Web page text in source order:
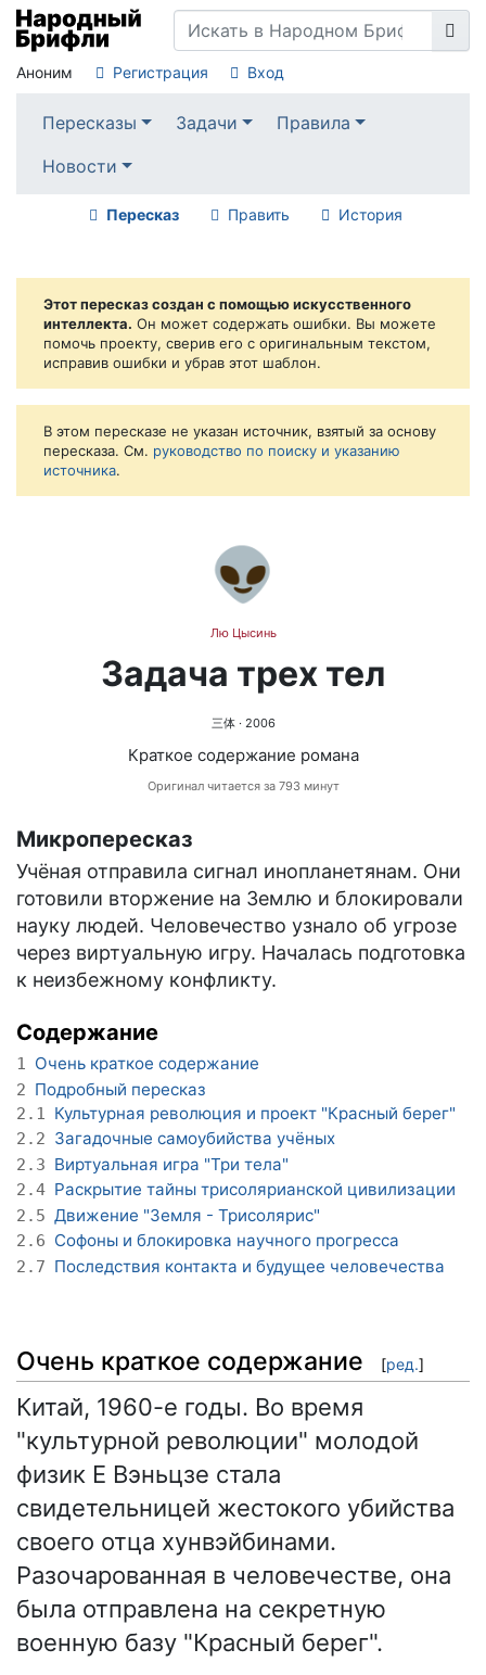
Аноним Регистрация Вход
Пересказы Задачи
Правила
Новости
Пересказ Править История
Этот пересказ создан с помощью искусственного
интеллекта. Он может содержать ошибки. Вы можете
помочь проекту, сверив его с оригинальным текстом,
исправив ошибки и убрав этот шаблон.
В этом пересказе не указан источник, взятый за основу
пересказа. См. руководство по поиску и указанию
источника.
👽
Лю Цысинь
Задача трех тел
三体· 2006
Краткое содержание романа
Оригинал читается за 793 минут
Микропересказ
Учёная отправила сигнал инопланетянам. Они
готовили вторжение на Землю и блокировали
науку людей. Человечество узнало об угрозе
через виртуальную игру. Началась подготовка
к неизбежному конфликту.
Содержание
1 Очень краткое содержание
2 Подробный пересказ
2.1 Культурная революция и проект "Красный берег"
2.2 Загадочные самоубийства учёных
2.3 Виртуальная игра "Три тела"
2.4 Раскрытие тайны трисолярианской цивилизации
2.5 Движение "Земля - Трисолярис"
2.6 Софоны и блокировка научного прогресса
2.7 Последствия контакта и будущее человечества
Очень краткое содержание [ред.]
Китай, 1960-е годы. Во время
"культурной революции" молодой
физик Е Вэньцзе стала
свидетельницей жестокого убийства
своего отца хунвэйбинами.
Разочарованная в человечестве, она
была отправлена на секретную
военную базу "Красный берег".